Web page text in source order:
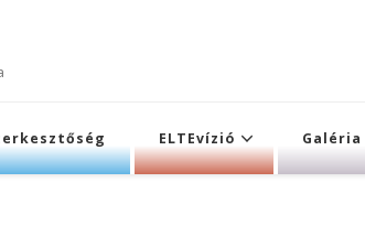
ELTEvízió Galéria